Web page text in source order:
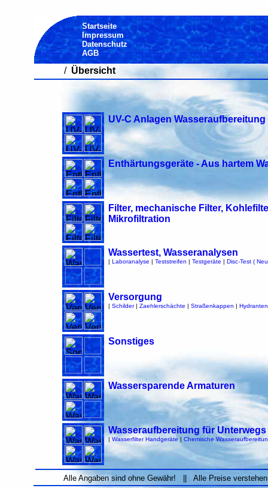
Startseite
Impressum
Datenschutz
AGB
/ Übersicht
UV-C Anlagen
Enthärtungsgeräte - Aus hartem
Filter, mechanische Filter,
Mikrofiltration
Wassertest, Wasseranalysen
| Laboranalyse | Teststreifen | Testgeräte | Disc-Test (
Versorgung
| Schilder| Zaehlerschächte | Straßenkappen | Hydranten
Sonstiges
Wassersparende Armaturen
Wasseraufbereitung für Unterwegs
| Wasserfilter Handgeräte| Chemische
Alle Angaben sind ohne Gewähr! || Alle Preise